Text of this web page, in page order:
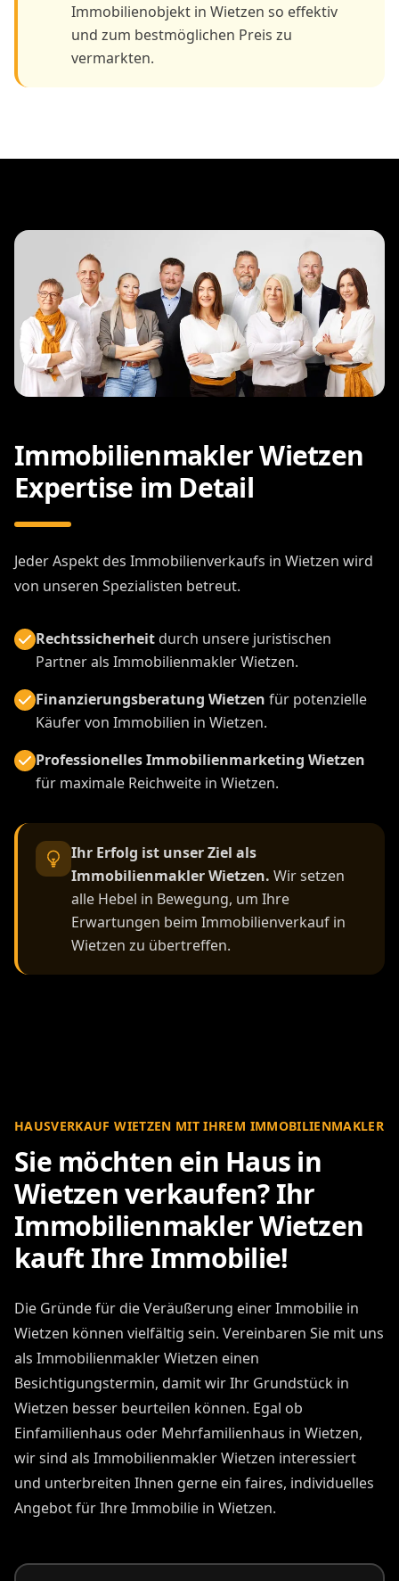
Immobilienobjekt in Wietzen so effektiv
und zum bestmöglichen Preis zu
vermarkten.
Immobilienmakler Wietzen
Expertise im Detail
Jeder Aspekt des Immobilienverkaufs in Wietzen wird
von unseren Spezialisten betreut.
Rechtssicherheitdurch unsere juristischen
Partner als Immobilienmakler Wietzen.
Finanzierungsberatung Wietzen für potenzielle
Käufer von Immobilien in Wietzen.
Professionelles Immobilienmarketing Wietzen
für maximale Reichweite in Wietzen.
Ihr Erfolg ist unser Ziel als
Immobilienmakler Wietzen. Wir setzen
alle Hebel in Bewegung, um Ihre
Erwartungen beim Immobilienverkauf in
Wietzen zu übertreffen.
HAUSVERKAUF WIETZEN MIT IHREM IMMOBILIENMAKLER
Sie möchten ein Haus in
Wietzen verkaufen? Ihr
Immobilienmakler Wietzen
kauft Ihre Immobilie!
Die Gründe für die Veräußerung einer Immobilie in
Wietzen können vielfältig sein. Vereinbaren Sie mit uns
als Immobilienmakler Wietzen einen
Besichtigungstermin, damit wir Ihr Grundstück in
Wietzen besser beurteilen können. Egal ob
Einfamilienhaus oder Mehrfamilienhaus in Wietzen,
wir sind als Immobilienmakler Wietzen interessiert
und unterbreiten Ihnen gerne ein faires, individuelles
Angebot für Ihre Immobilie in Wietzen.